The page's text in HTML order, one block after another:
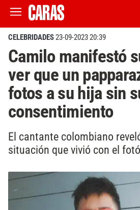
CELEBRIDADES23-09-2023 20:39
Camilo manifestó
ver que un
fotos a su hija sin
consentimiento
El cantante colombiano
situación que vivió con el